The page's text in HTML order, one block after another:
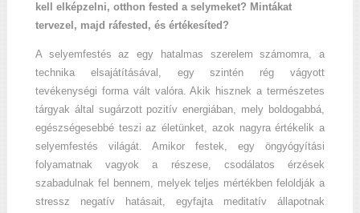
kell elképzelni, otthon fested a selymeket? Mintákat
tervezel, majd ráfested, és értékesíted?
A selyemfestés az egy hatalmas szerelem számomra, a
technika elsajátításával, egy szintén rég vágyott
tevékenységi forma vált valóra. Akik hisznek a természetes
tárgyak által sugárzott pozitív energiában, mely boldogabbá,
egészségesebbé teszi az életünket, azok nagyra értékelik a
selyemfestés világát. Amikor festek, egy öngyógyítási
folyamatnak vagyok a részese, csodálatos érzések
szabadulnak fel bennem, melyek teljes mértékben feloldják a
stressz negatív hatásait, egyfajta meditatív állapotnak